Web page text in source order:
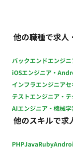
他の職種で求人
バックエンドエンジニ
iOSエンジニア・
インフラエンジニアセ
テストエンジニア・
AIエンジニア・機械
他のスキルで求
PHPJavaRuby